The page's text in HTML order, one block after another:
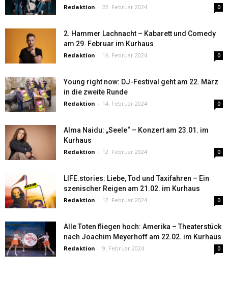
Redaktion - 22. Februar 2024 0
2. Hammer Lachnacht – Kabarett und Comedy
am 29. Februar im Kurhaus
Redaktion - 16. Februar 2024 0
Young right now: DJ-Festival geht am 22. März
in die zweite Runde
Redaktion - 14. Februar 2024 0
Alma Naidu: „Seele“ – Konzert am 23.01. im
Kurhaus
Redaktion - 12. Februar 2024 0
LIFE.stories: Liebe, Tod und Taxifahren – Ein
szenischer Reigen am 21.02. im Kurhaus
Redaktion - 12. Februar 2024 0
Alle Toten fliegen hoch: Amerika – Theaterstück
nach Joachim Meyerhoff am 22.02. im Kurhaus
Redaktion - 9. Februar 2024 0